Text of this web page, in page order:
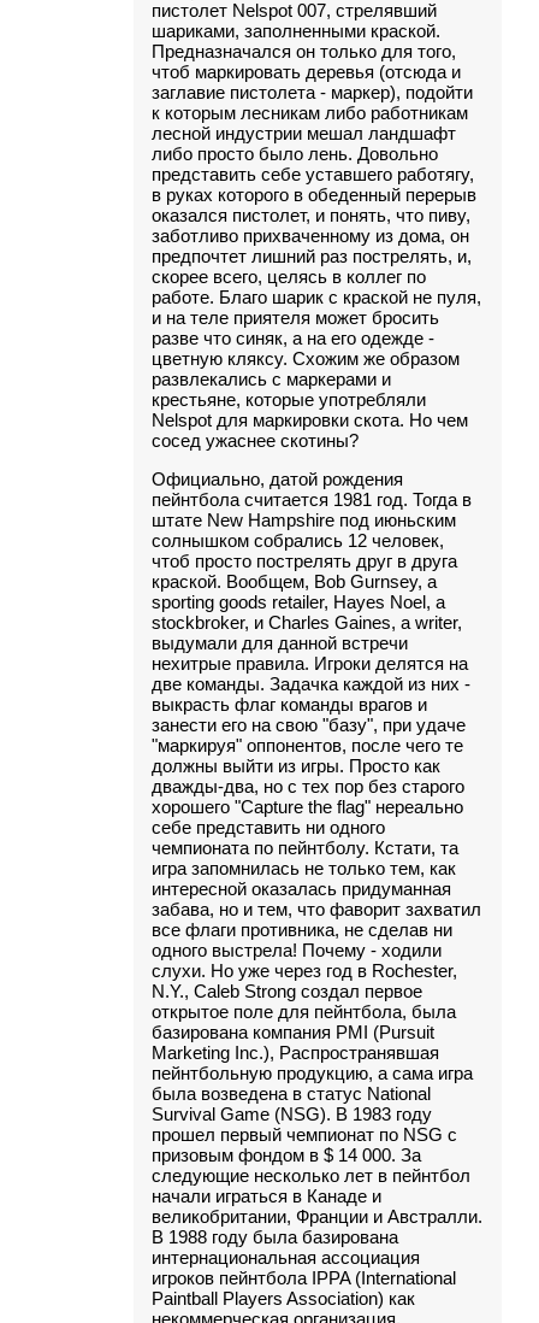
пистолет Nelspot 007, стрелявший
шариками, заполненными краской.
Предназначался он только для того,
чтоб маркировать деревья (отсюда и
заглавие пистолета - маркер), подойти
к которым лесникам либо работникам
лесной индустрии мешал ландшафт
либо просто было лень. Довольно
представить себе уставшего работягу,
в руках которого в обеденный перерыв
оказался пистолет, и понять, что пиву,
заботливо прихваченному из дома, он
предпочтет лишний раз пострелять, и,
скорее всего, целясь в коллег по
работе. Благо шарик с краской не пуля,
и на теле приятеля может бросить
разве что синяк, а на его одежде -
цветную кляксу. Схожим же образом
развлекались с маркерами и
крестьяне, которые употребляли
Nelspot для маркировки скота. Но чем
сосед ужаснее скотины?
Официально, датой рождения
пейнтбола считается 1981 год. Тогда в
штате New Hampshire под июньским
солнышком собрались 12 человек,
чтоб просто пострелять друг в друга
краской. Вообщем, Bob Gurnsey, a
sporting goods retailer, Hayes Noel, a
stockbroker, и Charles Gaines, a writer,
выдумали для данной встречи
нехитрые правила. Игроки делятся на
две команды. Задачка каждой из них -
выкрасть флаг команды врагов и
занести его на свою "базу", при удаче
"маркируя" оппонентов, после чего те
должны выйти из игры. Просто как
дважды-два, но с тех пор без старого
хорошего "Capture the flag" нереально
себе представить ни одного
чемпионата по пейнтболу. Кстати, та
игра запомнилась не только тем, как
интересной оказалась придуманная
забава, но и тем, что фаворит захватил
все флаги противника, не сделав ни
одного выстрела! Почему - ходили
слухи. Но уже через год в Rochester,
N.Y., Caleb Strong создал первое
открытое поле для пейнтбола, была
базирована компания PMI (Pursuit
Marketing Inc.), Распространявшая
пейнтбольную продукцию, а сама игра
была возведена в статус National
Survival Game (NSG). В 1983 году
прошел первый чемпионат по NSG с
призовым фондом в $ 14 000. За
следующие несколько лет в пейнтбол
начали играться в Канаде и
великобритании, Франции и Австралли.
В 1988 году была базирована
интернациональная ассоциация
игроков пейнтбола IPPA (International
Paintball Players Association) как
некоммерческая организация,